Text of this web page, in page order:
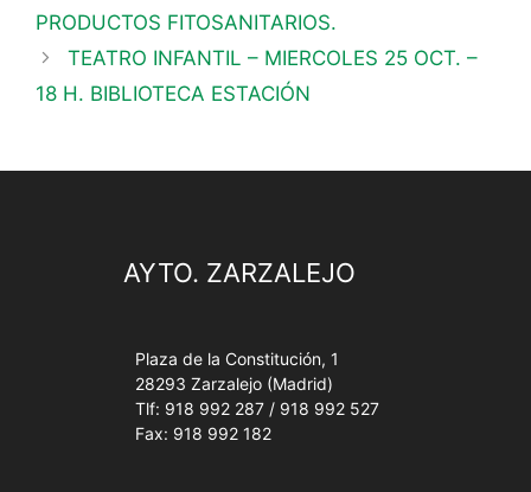
PRODUCTOS FITOSANITARIOS.
TEATRO INFANTIL – MIERCOLES 25 OCT. –
18 H. BIBLIOTECA ESTACIÓN
AYTO. ZARZALEJO
Plaza de la Constitución, 1
28293 Zarzalejo (Madrid)
Tlf: 918 992 287 / 918 992 527
Fax: 918 992 182